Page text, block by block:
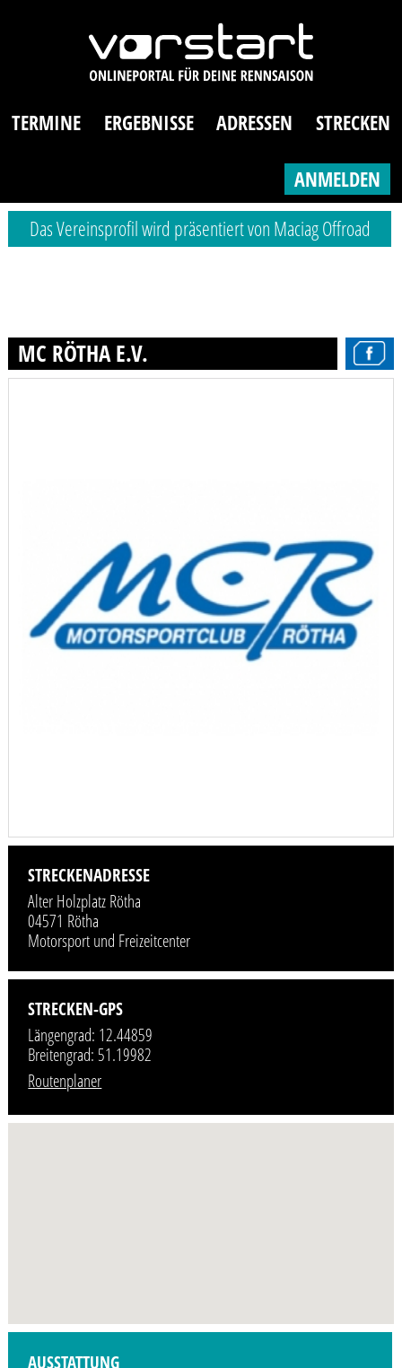
TERMINE ERGEBNISSE ADRESSEN STRECKEN
ANMELDEN
Das Vereinsprofil wird präsentiert von Maciag Offroad
MC RÖTHA E.V.
STRECKENADRESSE
Alter Holzplatz Rötha
04571 Rötha
Motorsport und Freizeitcenter
STRECKEN-GPS
Längengrad: 12.44859
Breitengrad: 51.19982
Routenplaner
Profilbild wird demnächst vom Veranstalter hinzugefügt.
AUSSTATTUNG